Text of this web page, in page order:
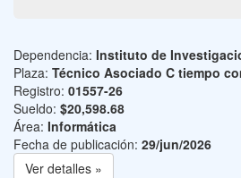
Dependencia: Instituto de
Plaza: Técnico Asociado C tiempo
Registro: 01557-26
Sueldo: $20,598.68
Área: Informática
Fecha de publicación: 29/jun/2026
Ver detalles »